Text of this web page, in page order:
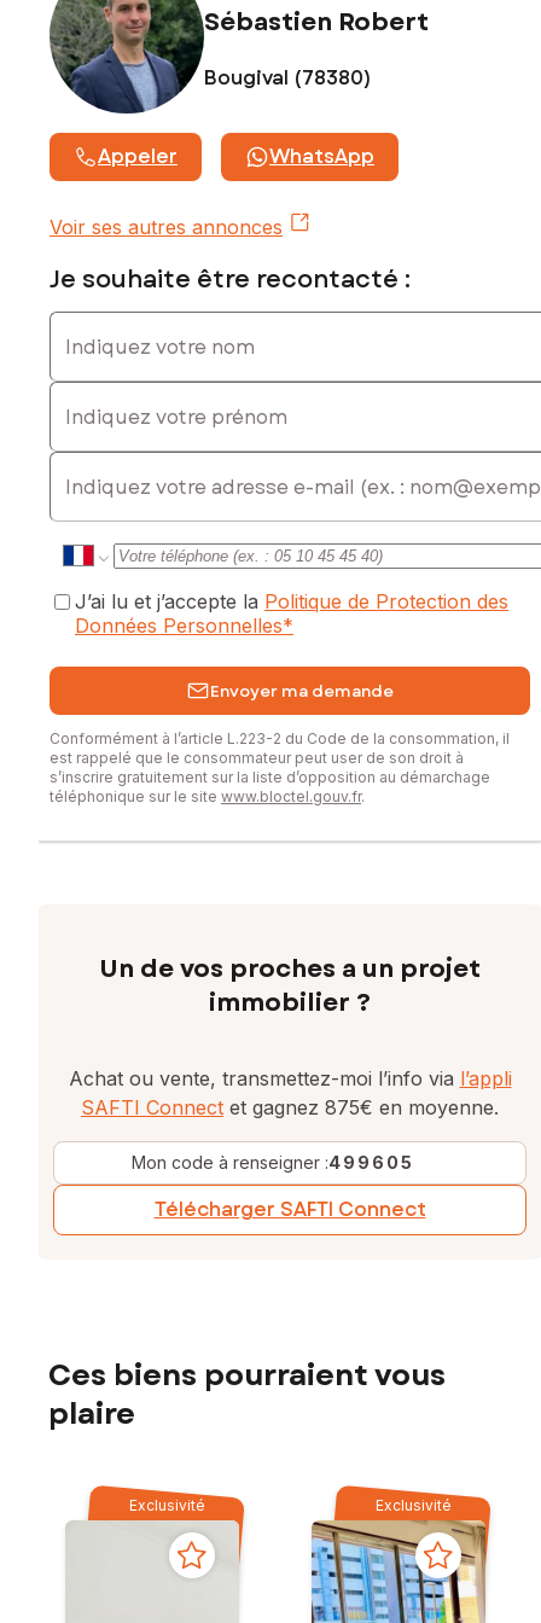
numéro 503 236 069Sébastien Robert
Bougival (78380)
Appeler WhatsApp
Voir ses autres annonces
Je souhaite être recontacté :
Indiquez votre nom
Indiquez votre prénom
E-mail
J’ai lu et j’accepte la Politique de Protection des
Données Personnelles*
Envoyer ma demande
Conformément à l’article L.223-2 du Code de la consommation, il
est rappelé que le consommateur peut user de son droit à
s’inscrire gratuitement sur la liste d’opposition au démarchage
téléphonique sur le site www.bloctel.gouv.fr.
Un de vos proches a un projet
immobilier ?
Achat ou vente, transmettez-moi l’info via l’appli
SAFTI Connect et gagnez 875€ en moyenne.
Mon code à renseigner :499605
Télécharger SAFTI Connect
Ces biens pourraient vous
plaire
Exclusivité Exclusivité